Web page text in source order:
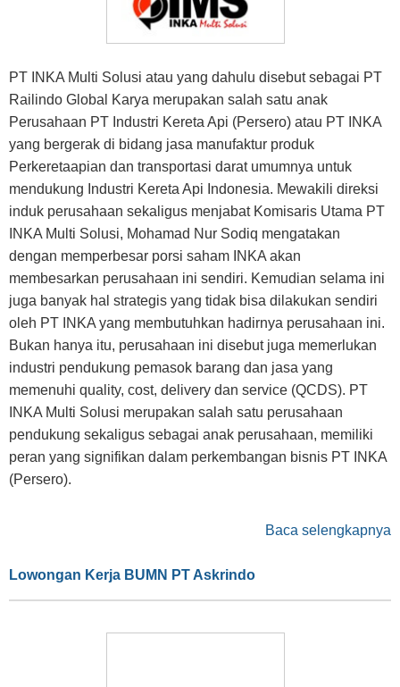
PT INKA Multi Solusi atau yang dahulu disebut sebagai PT
Railindo Global Karya merupakan salah satu anak
Perusahaan PT Industri Kereta Api (Persero) atau PT INKA
yang bergerak di bidang jasa manufaktur produk
Perkeretaapian dan transportasi darat umumnya untuk
mendukung Industri Kereta Api Indonesia. Mewakili direksi
induk perusahaan sekaligus menjabat Komisaris Utama PT
INKA Multi Solusi, Mohamad Nur Sodiq mengatakan
dengan memperbesar porsi saham INKA akan
membesarkan perusahaan ini sendiri. Kemudian selama ini
juga banyak hal strategis yang tidak bisa dilakukan sendiri
oleh PT INKA yang membutuhkan hadirnya perusahaan ini.
Bukan hanya itu, perusahaan ini disebut juga memerlukan
industri pendukung pemasok barang dan jasa yang
memenuhi quality, cost, delivery dan service (QCDS). PT
INKA Multi Solusi merupakan salah satu perusahaan
pendukung sekaligus sebagai anak perusahaan, memiliki
peran yang signifikan dalam perkembangan bisnis PT INKA
(Persero).
Baca selengkapnya
Lowongan Kerja BUMN PT Askrindo